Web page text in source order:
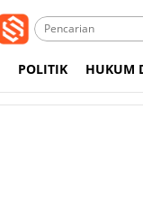
POLITIK HUKUM